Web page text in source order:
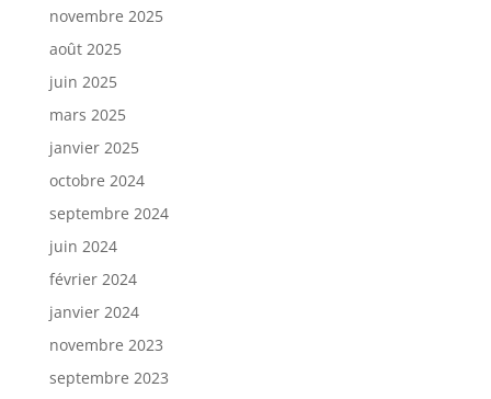
novembre 2025
août 2025
juin 2025
mars 2025
janvier 2025
octobre 2024
septembre 2024
juin 2024
février 2024
janvier 2024
novembre 2023
septembre 2023